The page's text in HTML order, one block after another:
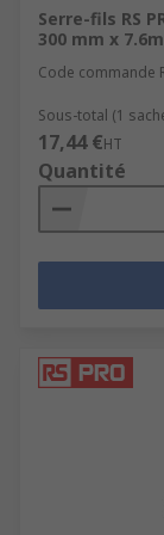
Serre-fils RS
300 mm x
Code commande
Sous-total (1
17,44 €HT
Quantité